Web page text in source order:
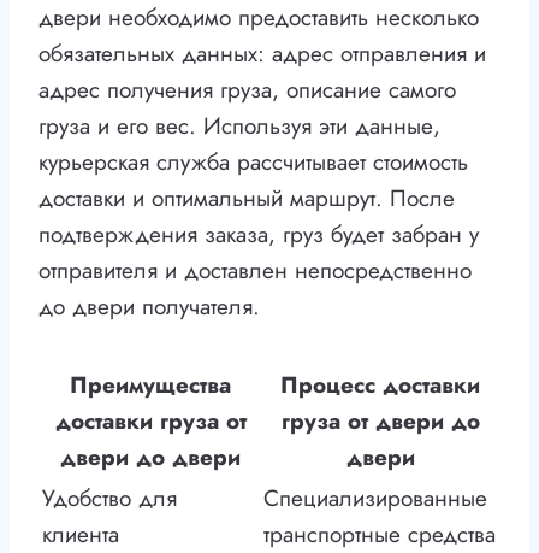
двери необходимо предоставить несколько
обязательных данных: адрес отправления и
адрес получения груза, описание самого
груза и его вес. Используя эти данные,
курьерская служба рассчитывает стоимость
доставки и оптимальный маршрут. После
подтверждения заказа, груз будет забран у
отправителя и доставлен непосредственно
до двери получателя.
Преимущества
доставки груза от
двери до двери
Процесс доставки
груза от двери до
двери
Удобство для
клиента
Специализированные
транспортные средства